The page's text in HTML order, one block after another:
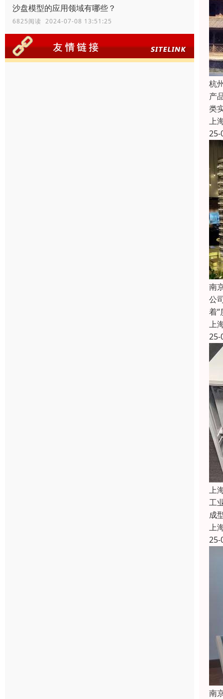
沙盘模型的应用领域有哪些？
6825阅读 2024-07-08 13:51:25
杭
产
类
上
25-
南
公
着
上
25-
上
工
成
上
25-
南